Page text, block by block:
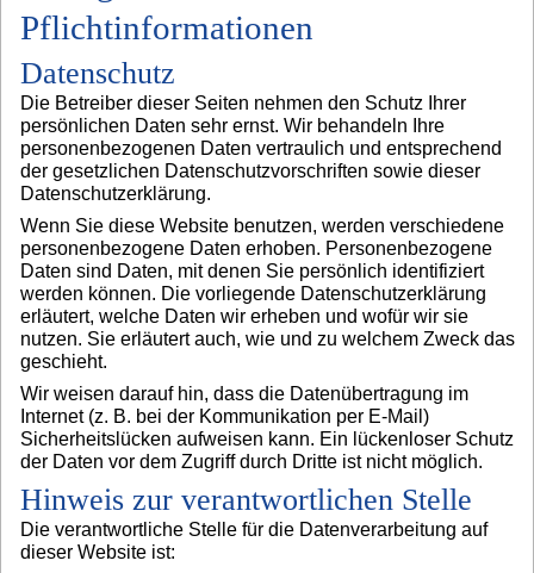
Pflichtinformationen
Datenschutz
Die Betreiber dieser Seiten nehmen den Schutz Ihrer
persönlichen Daten sehr ernst. Wir behandeln Ihre
personenbezogenen Daten vertraulich und entsprechend
der gesetzlichen Datenschutzvorschriften sowie dieser
Datenschutzerklärung.
Wenn Sie diese Website benutzen, werden verschiedene
personenbezogene Daten erhoben. Personenbezogene
Daten sind Daten, mit denen Sie persönlich identifiziert
werden können. Die vorliegende Datenschutzerklärung
erläutert, welche Daten wir erheben und wofür wir sie
nutzen. Sie erläutert auch, wie und zu welchem Zweck das
geschieht.
Wir weisen darauf hin, dass die Datenübertragung im
Internet (z. B. bei der Kommunikation per E-Mail)
Sicherheitslücken aufweisen kann. Ein lückenloser Schutz
der Daten vor dem Zugriff durch Dritte ist nicht möglich.
Hinweis zur verantwortlichen Stelle
Die verantwortliche Stelle für die Datenverarbeitung auf
dieser Website ist: